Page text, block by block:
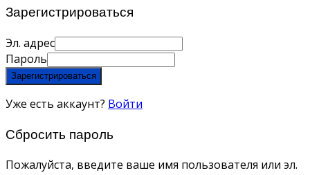
Зарегистрироваться
Эл. адрес
Пароль
Зарегистрироваться
Уже есть аккаунт? Войти
Сбросить пароль
Пожалуйста, введите ваше имя пользователя или эл.